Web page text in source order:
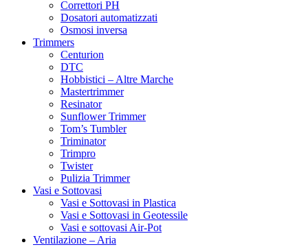
Correttori PH
Dosatori automatizzati
Osmosi inversa
Trimmers
Centurion
DTC
Hobbistici – Altre Marche
Mastertrimmer
Resinator
Sunflower Trimmer
Tom’s Tumbler
Triminator
Trimpro
Twister
Pulizia Trimmer
Vasi e Sottovasi
Vasi e Sottovasi in Plastica
Vasi e Sottovasi in Geotessile
Vasi e sottovasi Air-Pot
Ventilazione – Aria